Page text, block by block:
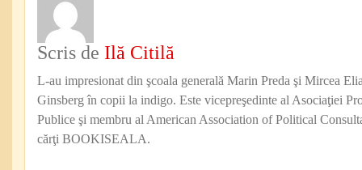
Scris de Ilă Citilă
L-au impresionat din şcoala generală Marin Preda şi Mircea
Ginsberg în copii la indigo. Este vicepreşedinte al Asociaţiei
Publice şi membru al American Association of Political
cărţi BOOKISEALA.